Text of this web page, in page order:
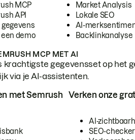
MCP
API
gegevens
een demo
Market Analysis
Lokale SEO
AI-
Backlinkanalyse
MCP MET AI
krachtigste gegevensset op het
via je AI-assistenten.
met Semrush Verken onze
AI-
SEO-checker